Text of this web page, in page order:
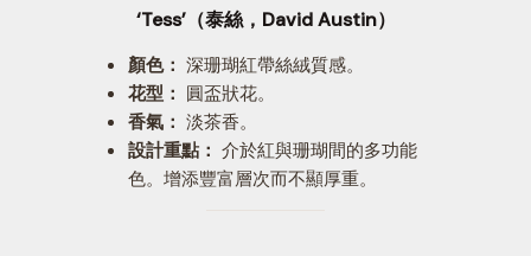
‘Tess’（泰絲，David Austin）
顏色： 深珊瑚紅帶絲絨質感。
花型： 圓盃狀花。
香氣： 淡茶香。
設計重點： 介於紅與珊瑚間的多功能
色。增添豐富層次而不顯厚重。